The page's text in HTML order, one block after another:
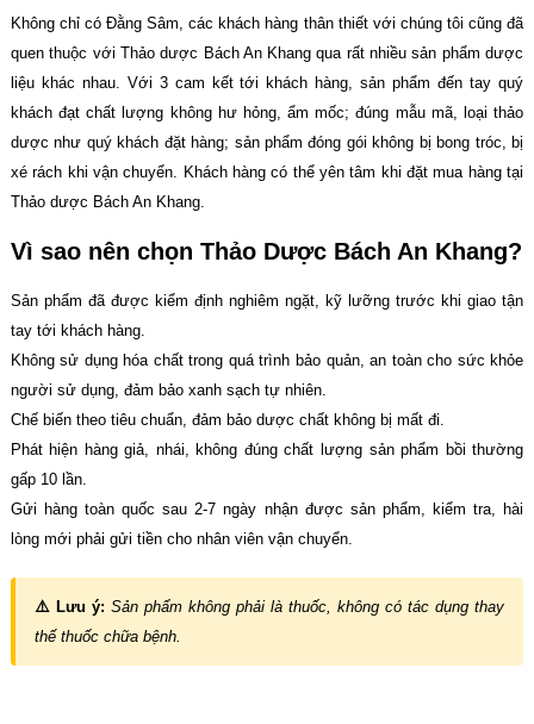
Không chỉ có Đằng Sâm, các khách hàng thân thiết với chúng tôi cũng đã
quen thuộc với Thảo dược Bách An Khang qua rất nhiều sản phẩm dược
liệu khác nhau. Với 3 cam kết tới khách hàng, sản phẩm đến tay quý
khách đạt chất lượng không hư hỏng, ẩm mốc; đúng mẫu mã, loại thảo
dược như quý khách đặt hàng; sản phẩm đóng gói không bị bong tróc, bị
xé rách khi vận chuyển. Khách hàng có thể yên tâm khi đặt mua hàng tại
Thảo dược Bách An Khang.
Vì sao nên chọn Thảo Dược Bách An Khang?
Sản phẩm đã được kiểm định nghiêm ngặt, kỹ lưỡng trước khi giao tận
tay tới khách hàng.
Không sử dụng hóa chất trong quá trình bảo quản, an toàn cho sức khỏe
người sử dụng, đảm bảo xanh sạch tự nhiên.
Chế biến theo tiêu chuẩn, đảm bảo dược chất không bị mất đi.
Phát hiện hàng giả, nhái, không đúng chất lượng sản phẩm bồi thường
gấp 10 lần.
Gửi hàng toàn quốc sau 2-7 ngày nhận được sản phẩm, kiểm tra, hài
lòng mới phải gửi tiền cho nhân viên vận chuyển.
⚠️ Lưu ý: Sản phẩm không phải là thuốc, không có tác dụng thay
thế thuốc chữa bệnh.